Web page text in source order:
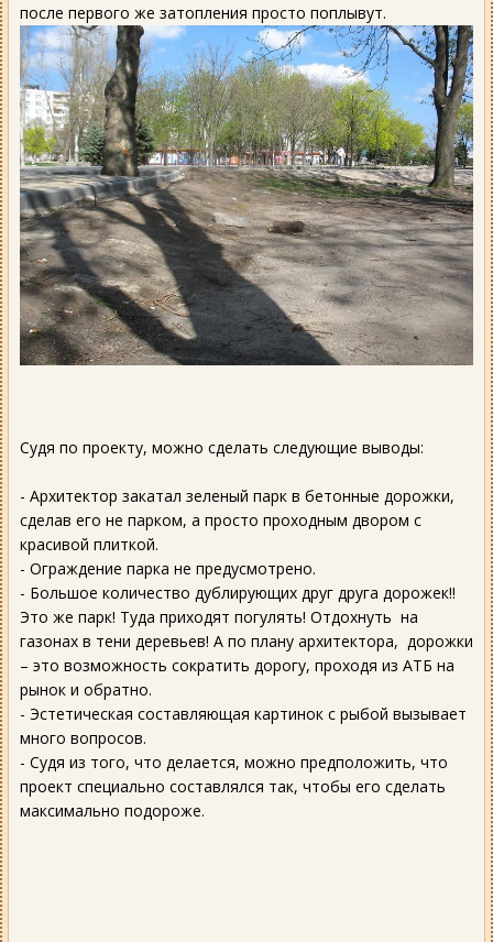
после первого же затопления просто поплывут.
Судя по проекту, можно сделать следующие выводы:
- Архитектор закатал зеленый парк в бетонные дорожки,
сделав его не парком, а просто проходным двором с
красивой плиткой.
- Ограждение парка не предусмотрено.
- Большое количество дублирующих друг друга дорожек!!
Это же парк! Туда приходят погулять! Отдохнуть на
газонах в тени деревьев! А по плану архитектора, дорожки
– это возможность сократить дорогу, проходя из АТБ на
рынок и обратно.
- Эстетическая составляющая картинок с рыбой вызывает
много вопросов.
- Судя из того, что делается, можно предположить, что
проект специально составлялся так, чтобы его сделать
максимально подороже.